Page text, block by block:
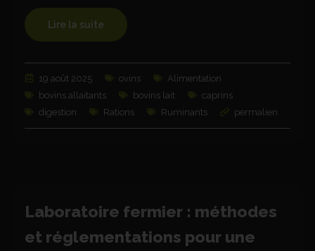
Lire la suite
19 août 2025 ovins
Alimentation
bovins allaitants
bovins lait
caprins
digestion
Rations Ruminants permalien
Laboratoire fermier : méthodes
et réglementations pour une